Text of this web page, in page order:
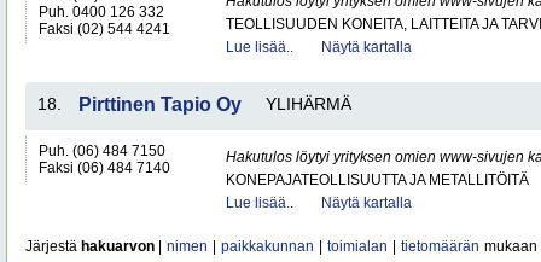
Puh. 0400 126 332
Faksi (02) 544 4241
TEOLLISUUDEN KONEITA, LAITTEITA JA
Lue lisää..
Näytä kartalla
18. Pirttinen Tapio Oy YLIHÄRMÄ
Puh. (06) 484 7150
Faksi (06) 484 7140
Hakutulos löytyi yrityksen omien www-sivujen
KONEPAJATEOLLISUUTTA JA METALLITÖITÄ
Lue lisää..
Näytä kartalla
Järjestä hakuarvon nimen paikkakunnan toimialan tietomäärän mukaan